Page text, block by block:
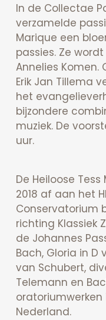
In de Collectae
verzamelde
Marique een
passies. Ze
Annelies
Erik Jan Tillema
het
bijzondere
muziek. De
uur.
De Heiloose
2018 af aan het
Conservatorium
richting Klassiek
de Johannes
Bach, Gloria in D
van Schubert,
Telemann en
oratoriumwerken
Nederland.